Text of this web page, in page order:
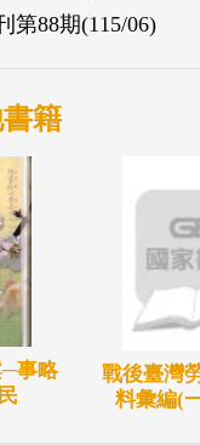
第88期(115/06)
籍
事略
戰後臺灣
料彙編(